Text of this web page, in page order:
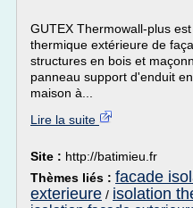
GUTEX Thermowall-plus
thermique extérieure de
structures en bois et
panneau support d'enduit
maison à...
Lire la suite
Site : http://batimieu.fr
Thèmes liés : facade
exterieure / isolation